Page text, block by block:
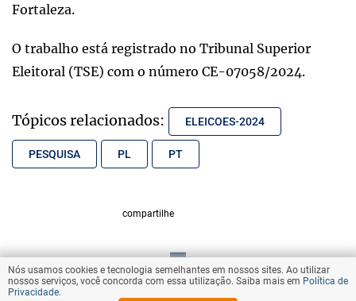
Fortaleza.
O trabalho está registrado no Tribunal Superior
Eleitoral (TSE) com o número CE-07058/2024.
Tópicos relacionados: ELEICOES-2024
PESQUISA PL PT
compartilhe
VOLTAR AO TOPO
Nós usamos cookies e tecnologia semelhantes em nossos sites. Ao utilizar
nossos serviços, você concorda com essa utilização. Saiba mais em Política de
Privacidade.